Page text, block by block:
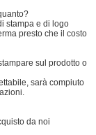
stampa e di logo
presto che il costo
sul prodotto o
sarà compiuto
da noi